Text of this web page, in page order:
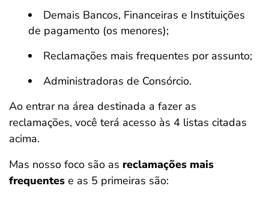
Demais Bancos, Financeiras e Instituições
de pagamento (os menores);
Reclamações mais frequentes por assunto;
Administradoras de Consórcio.
Ao entrar na área destinada a fazer as
reclamações, você terá acesso às 4 listas citadas
acima.
Mas nosso foco são as reclamações mais
frequentes e as 5 primeiras são: